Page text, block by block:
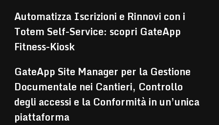
Automatizza Iscrizioni e Rinnovi con i
Totem Self-Service: scopri GateApp
Fitness-Kiosk
GateApp Site Manager per la Gestione
Documentale nei Cantieri, Controllo
degli accessi e la Conformità in un’unica
piattaforma